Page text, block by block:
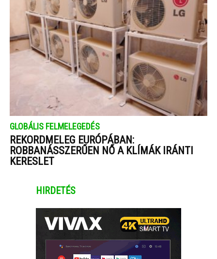
GLOBÁLIS FELMELEGEDÉS
REKORDMELEG EURÓPÁBAN:
ROBBANÁSSZERŰEN NŐ A KLÍMÁK IRÁNTI
KERESLET
HIRDETÉS